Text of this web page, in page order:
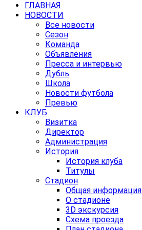
ГЛАВНАЯ
НОВОСТИ
Все новости
Сезон
Команда
Объявления
Пресса и интервью
Дубль
Школа
Новости футбола
Превью
КЛУБ
Визитка
Директор
Администрация
История
История клуба
Титулы
Стадион
Общая информация
О стадионе
3D экскурсия
Схема проезда